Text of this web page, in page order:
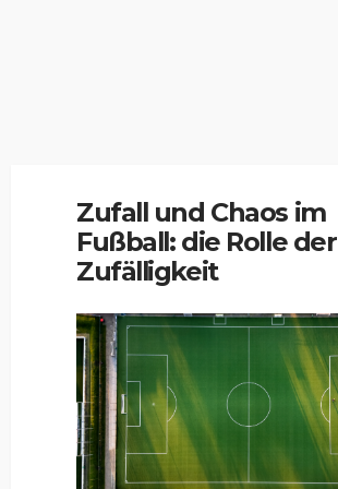
Zufall und Chaos im
Fußball: die Rolle der
Zufälligkeit